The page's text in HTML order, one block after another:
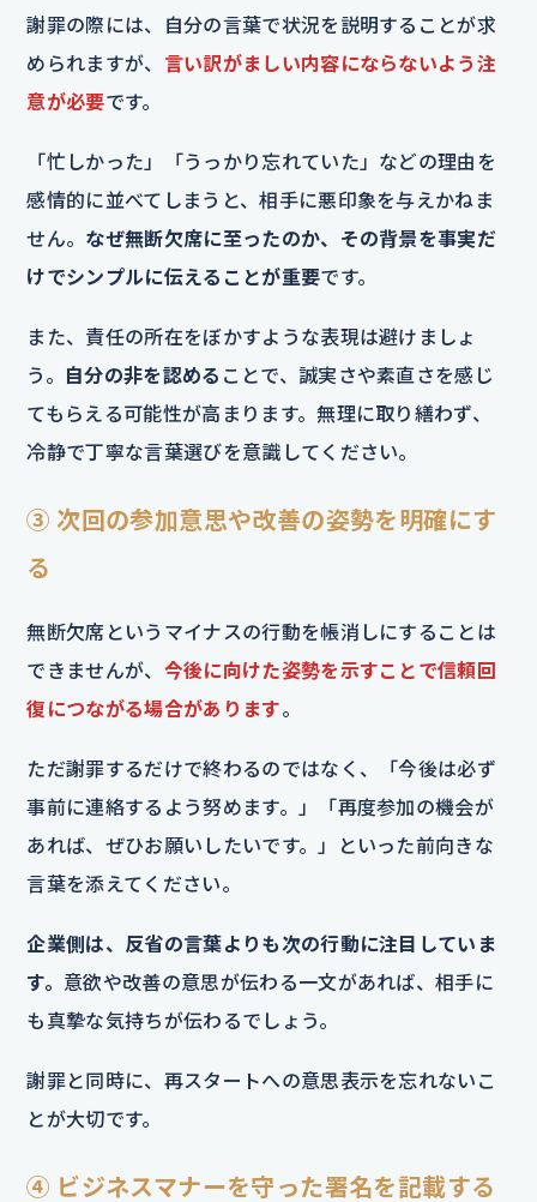
謝罪の際には、自分の言葉で状況を説明することが求
められますが、 言い訳がましい内容にならないよう注
意が必要です。
「忙しかった」「うっかり忘れていた」などの理由を
感情的に並べてしまうと、相手に悪印象を与えかねま
せん。 なぜ無断欠席に至ったのか、その背景を事実だ
けでシンプルに伝えることが重要です。
また、責任の所在をぼかすような表現は避けましょ
う。
自分の非を認める ことで、誠実さや素直さを感じ
てもらえる可能性が高まります。無理に取り繕わず、
冷静で丁寧な言葉選びを意識してください。
③ 次回の参加意思や改善の姿勢を明確にす
る
無断欠席というマイナスの行動を帳消しにすることは
できませんが、 今後に向けた姿勢を示すことで信頼回
復につながる場合があります。
ただ謝罪するだけで終わるのではなく、「今後は必ず
事前に連絡するよう努めます。」「再度参加の機会が
あれば、ぜひお願いしたいです。」といった前向きな
言葉を添えてください。
企業側は、反省の言葉よりも次の行動に注目していま
す。 意欲や改善の意思が伝わる一文があれば、相手に
も真摯な気持ちが伝わるでしょう。
謝罪と同時に、再スタートへの意思表示を忘れないこ
とが大切です。
④ ビジネスマナーを守った署名を記載する